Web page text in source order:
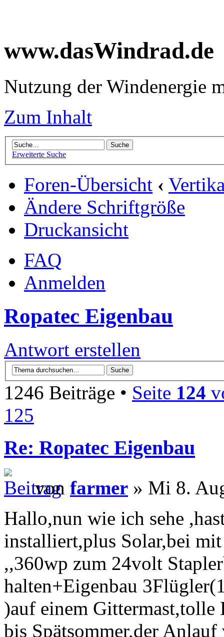
www.dasWindrad.de
Nutzung der Windenergie
Zum Inhalt
Erweiterte Suche
Foren-Übersicht ‹
Ändere Schriftgröße
Druckansicht
FAQ
Anmelden
Ropatec Eigenbau
Antwort erstellen
1246 Beiträge • Seite 124
125
Re: Ropatec Eigenbau
von farmer » Mi 8.
Hallo,nun wie ich sehe
installiert,plus Solar,bei
,,360wp zum 24volt
halten+Eigenbau
)auf einem
bis Spätsommer,der